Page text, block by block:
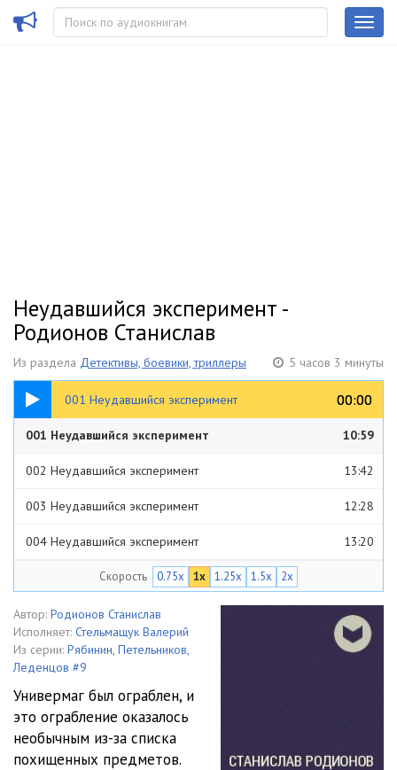
Неудавшийся эксперимент -
Родионов Станислав
Из раздела Детективы, боевики, триллеры 5 часов 3 минуты
001 Неудавшийся эксперимент 00:00
00:00
10:59
001 Неудавшийся эксперимент 10:59
002 Неудавшийся эксперимент 13:42
003 Неудавшийся эксперимент 12:28
004 Неудавшийся эксперимент 13:20
005 Неудавшийся эксперимент
006 Неудавшийся эксперимент 15:26
007 Неудавшийся эксперимент 17:38
009 Неудавшийся эксперимент
010 Неудавшийся эксперимент 15:52
Скорость 0.75x 1x 1.25x 1.5x 2x
Автор: Родионов Станислав
Исполняет: Стельмащук Валерий
Из серии: Рябинин, Петельников,
Леденцов #9
Универмаг был ограблен, и
это ограбление оказалось
необычным из-за списка
похищенных предметов.